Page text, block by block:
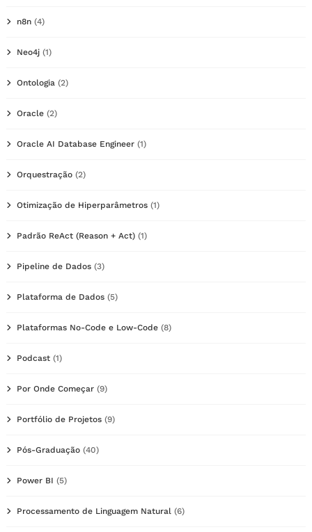
n8n (4)
Neo4j (1)
Ontologia (2)
Oracle (2)
Oracle AI Database Engineer (1)
Orquestração (2)
Otimização de Hiperparâmetros (1)
Padrão ReAct (Reason + Act) (1)
Pipeline de Dados (3)
Plataforma de Dados (5)
Plataformas No-Code e Low-Code (8)
Podcast (1)
Por Onde Começar (9)
Portfólio de Projetos (9)
Pós-Graduação (40)
Power BI (5)
Processamento de Linguagem Natural (6)